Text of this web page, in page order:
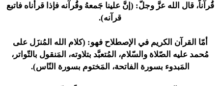
قُرآناً، قال الله عزَّ وجلّ: (إنَّ علينا جَمعهُ وقُرآنه فإذا قرأناه فاتبع
قرآنه).
أمّا القرآن الكريم في الإصطلاح فهو: (كلام الله المُنزَل على
مُحمد عليه الصّلاة والسّلام، المُتعبَّد بتلاوته، المَنقول بالتّواتر،
المَبدوء بسورة الفاتحة، المَختوم بسورة النّاس).